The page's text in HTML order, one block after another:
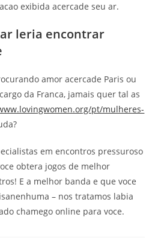
exibida acercade seu ar.
leria encontrar
amor acercade Paris ou
da Franca, jamais quer tal as
pt/mulheres-
em encontros pressuroso
obtera jogos de melhor
E a melhor banda e que voce
– nos tratamos labia
chamego online para voce.